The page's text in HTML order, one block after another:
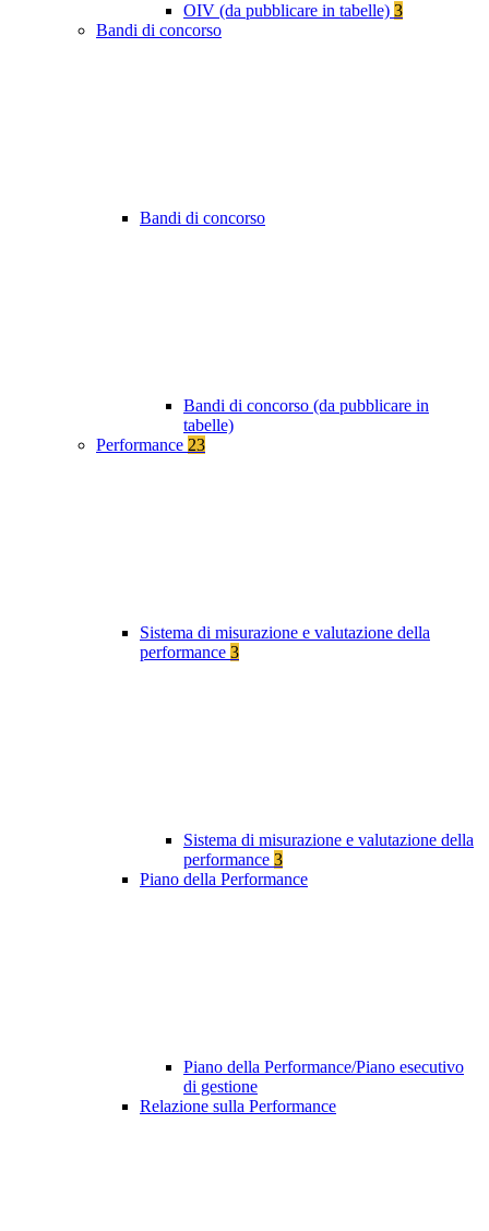
OIV (da pubblicare in tabelle) 3
Bandi di concorso
Bandi di concorso
Bandi di concorso (da pubblicare in
tabelle)
Performance 23
Sistema di misurazione e valutazione della
performance 3
Sistema di misurazione e valutazione della
performance 3
Piano della Performance
Piano della Performance/Piano esecutivo
di gestione
Relazione sulla Performance